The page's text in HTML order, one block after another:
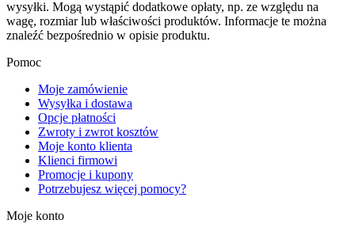
wysyłki. Mogą wystąpić dodatkowe opłaty, np. ze względu na
wagę, rozmiar lub właściwości produktów. Informacje te można
znaleźć bezpośrednio w opisie produktu.
Pomoc
Moje zamówienie
Wysyłka i dostawa
Opcje płatności
Zwroty i zwrot kosztów
Moje konto klienta
Klienci firmowi
Promocje i kupony
Potrzebujesz więcej pomocy?
Moje konto